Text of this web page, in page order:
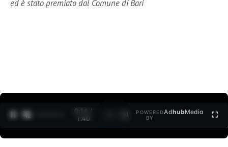
ed è stato premiato dal Comune di Bari
0:15 /
1:40
POWERED
BY
AdhubMedia